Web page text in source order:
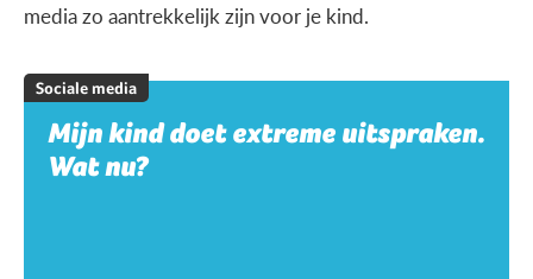
media zo aantrekkelijk zijn voor je kind.
Sociale media
Mijn kind doet extreme uitspraken.
Wat nu?